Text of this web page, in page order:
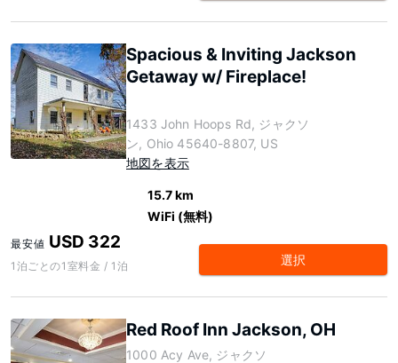
Spacious & Inviting Jackson
Getaway w/ Fireplace!
1433 John Hoops Rd, ジャクソ
ン, Ohio 45640-8807, US
地図を表示
15.7 km
WiFi (無料)
最安値 USD 322
1泊ごとの1室料金 / 1泊 選択
Red Roof Inn Jackson, OH
1000 Acy Ave, ジャクソ